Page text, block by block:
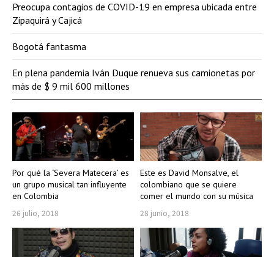
Por qué la ‘Severa Matecera’ es
un grupo musical tan influyente
en Colombia
26 julio, 2018
Este es David Monsalve, el
colombiano que se quiere
comer el mundo con su música
28 junio, 2018
Preocupa contagios de COVID-19 en empresa ubicada entre
Zipaquirá y Cajicá
Bogotá fantasma
En plena pandemia Iván Duque renueva sus camionetas por
más de $ 9 mil 600 millones